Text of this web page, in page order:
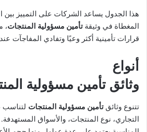
هذا الجدول يساعد الشركات على التمييز بين
المغطاة في وثيقةتأمين مسؤولية المنتجات،
قرارات تأمينية أكثر وعيًا وتفادي المفاجآت
أنواع
وثائق تأمين مسؤولية
تتنوع وثائقتأمين مسؤولية المنتجات لتناسب
التجاري، نوع المنتجات، والأسواق المستهدفة.